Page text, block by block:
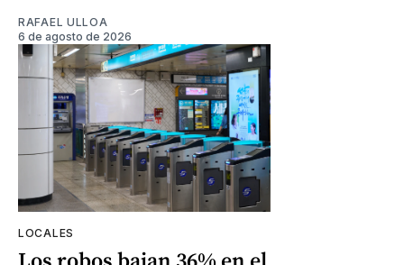
RAFAEL ULLOA
6 de agosto de 2026
LOCALES